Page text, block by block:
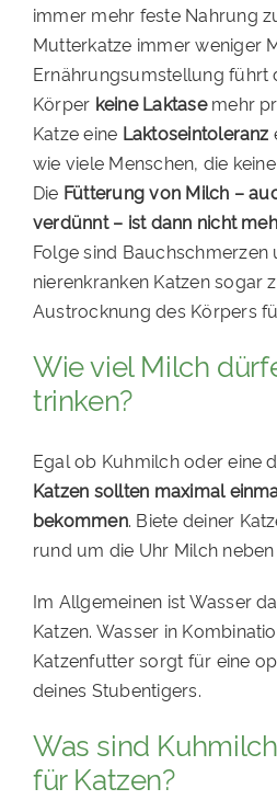
immer mehr feste Nahrung
Mutterkatze immer weniger
Ernährungsumstellung führt
Körper keine Laktasemehr
Katze eine Laktoseintoleranz
wie viele Menschen, die
Die Fütterung von Milch –
verdünnt – ist dann nicht
Folge sind
nierenkranken Katzen sogar
Austrocknung des Körpers
Wie viel Milch
trinken?
Egal ob Kuhmilch oder eine
Katzen sollten maximal
bekommen. Biete deiner
rund um die Uhr Milch
Im Allgemeinen ist Wasser
Katzen. Wasser in
Katzenfutter sorgt für eine
deines Stubentigers.
Was sind
für Katzen?